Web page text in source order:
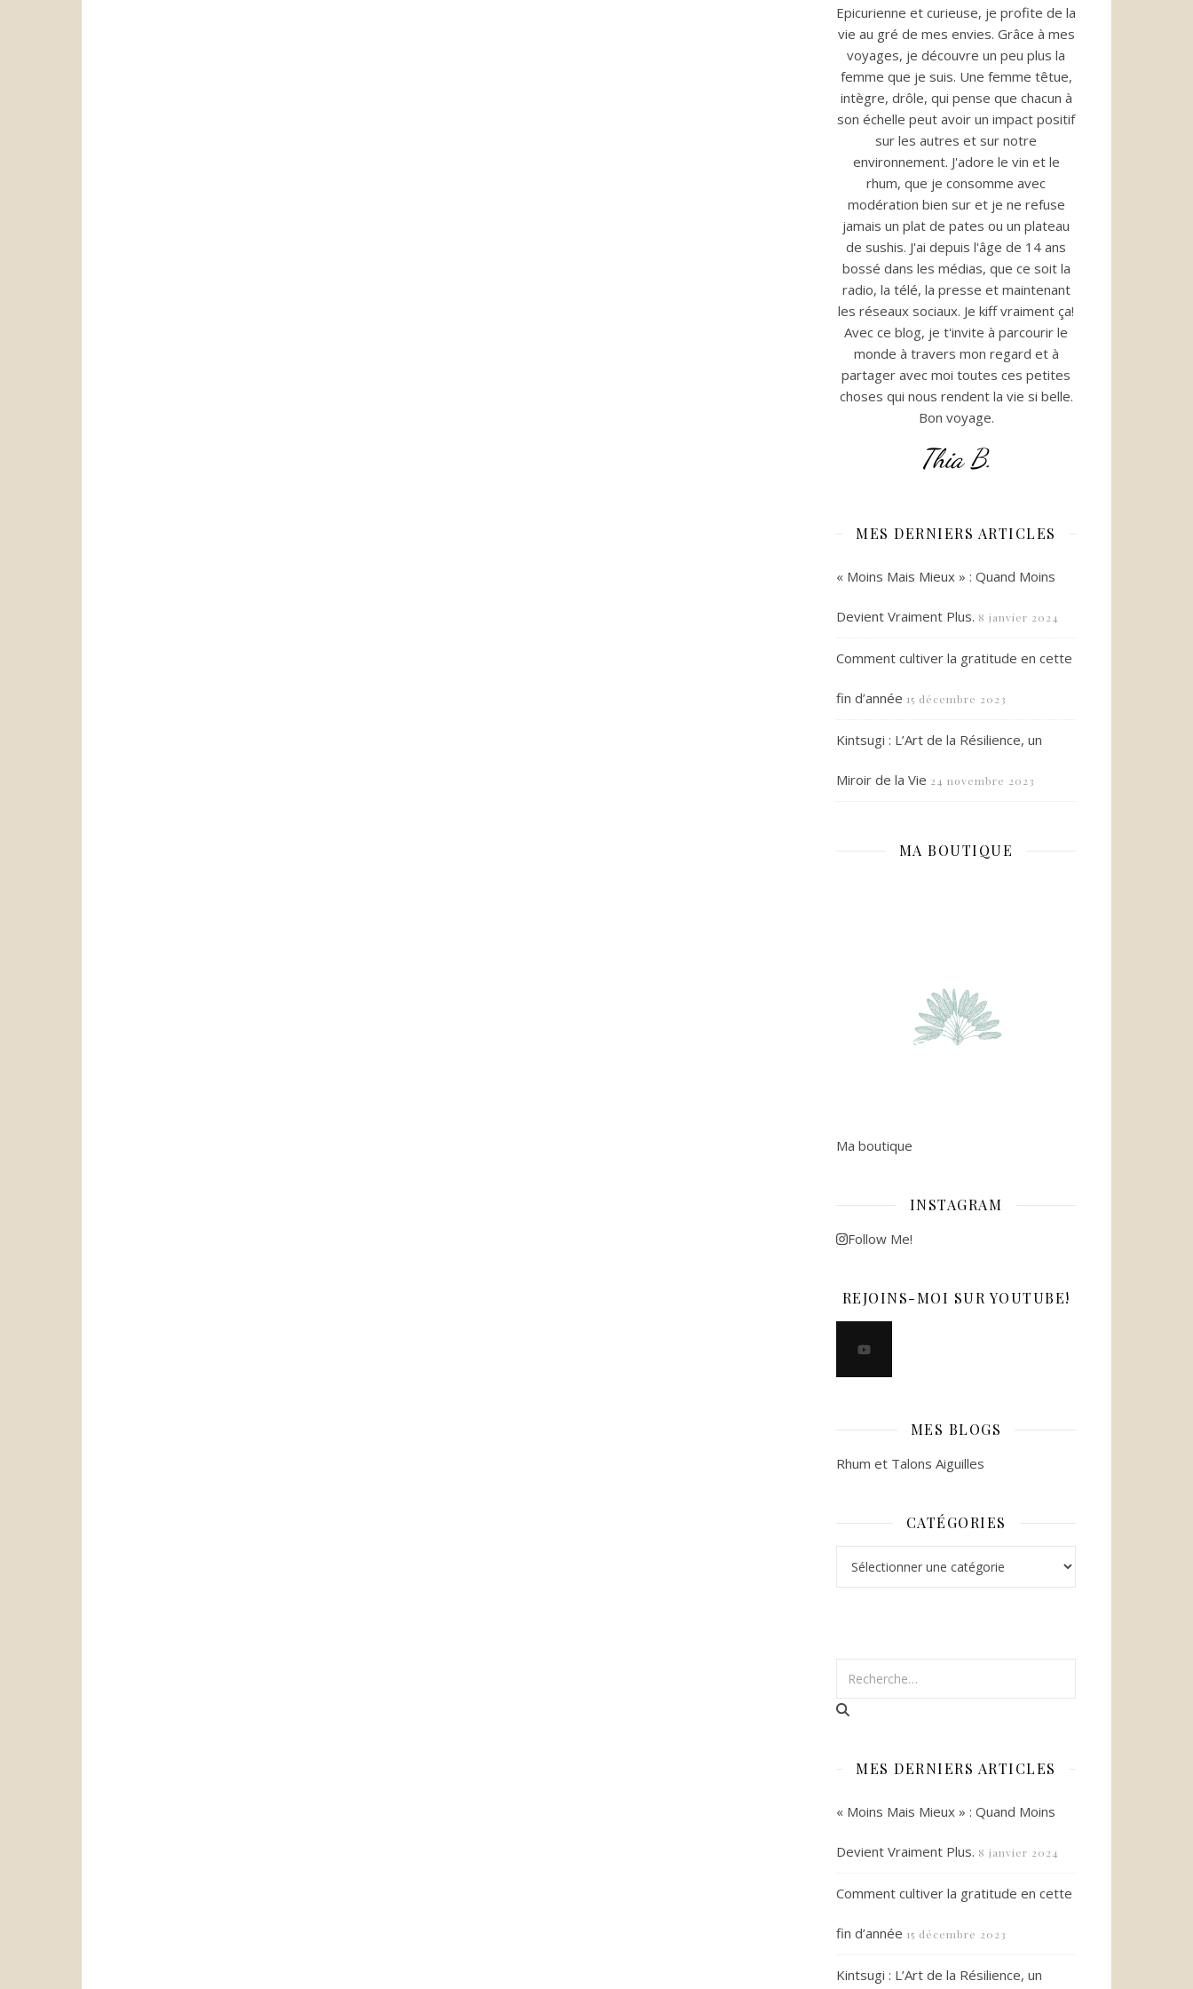
Epicurienne et curieuse, je profite de la
vie au gré de mes envies. Grâce à mes
voyages, je découvre un peu plus la
femme que je suis. Une femme têtue,
intègre, drôle, qui pense que chacun à
son échelle peut avoir un impact positif
sur les autres et sur notre
environnement. J'adore le vin et le
rhum, que je consomme avec
modération bien sur et je ne refuse
jamais un plat de pates ou un plateau
de sushis. J'ai depuis l'âge de 14 ans
bossé dans les médias, que ce soit la
radio, la télé, la presse et maintenant
les réseaux sociaux. Je kiff vraiment ça!
Avec ce blog, je t'invite à parcourir le
monde à travers mon regard et à
partager avec moi toutes ces petites
choses qui nous rendent la vie si belle.
Bon voyage.
Thia B.
MES DERNIERS ARTICLES
« Moins Mais Mieux » : Quand Moins
Devient Vraiment Plus. 8 janvier 2024
Comment cultiver la gratitude en cette
fin d’année 15 décembre 2023
Kintsugi : L’Art de la Résilience, un
Miroir de la Vie 24 novembre 2023
MA BOUTIQUE
Ma boutique
INSTAGRAM
Follow Me!
REJOINS-MOI SUR YOUTUBE!
MES BLOGS
Rhum et Talons Aiguilles
CATÉGORIES
MES DERNIERS ARTICLES
« Moins Mais Mieux » : Quand Moins
Devient Vraiment Plus. 8 janvier 2024
Comment cultiver la gratitude en cette
fin d’année 15 décembre 2023
Kintsugi : L’Art de la Résilience, un